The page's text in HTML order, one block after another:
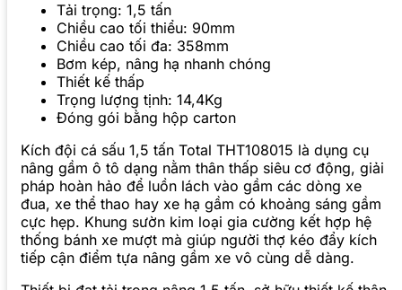
Tải trọng: 1,5 tấn
Chiều cao tối thiểu: 90mm
Chiều cao tối đa: 358mm
Bơm kép, nâng hạ nhanh chóng
Thiết kế thấp
Trọng lượng tịnh: 14,4Kg
Đóng gói bằng hộp carton
Kích đội cá sấu 1,5 tấn Total THT108015 là dụng cụ
nâng gầm ô tô dạng nằm thân thấp siêu cơ động, giải
pháp hoàn hảo để luồn lách vào gầm các dòng xe
đua, xe thể thao hay xe hạ gầm có khoảng sáng gầm
cực hẹp. Khung sườn kim loại gia cường kết hợp hệ
thống bánh xe mượt mà giúp người thợ kéo đẩy kích
tiếp cận điểm tựa nâng gầm xe vô cùng dễ dàng.